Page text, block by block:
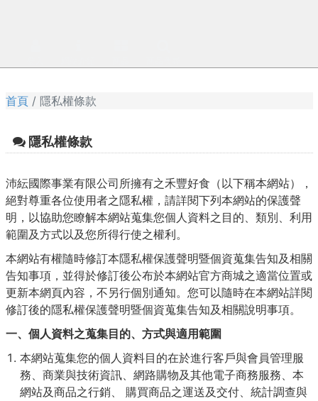
首頁 隱私權條款
隱私權條款
沛紜國際事業有限公司所擁有之禾豐好食（以下稱本網站），
絕對尊重各位使用者之隱私權，請詳閱下列本網站的保護聲
明，以協助您瞭解本網站蒐集您個人資料之目的、類別、利用
範圍及方式以及您所得行使之權利。
本網站有權隨時修訂本隱私權保護聲明暨個資蒐集告知及相關
告知事項，並得於修訂後公布於本網站官方商城之適當位置或
更新本網頁內容，不另行個別通知。您可以隨時在本網站詳閱
修訂後的隱私權保護聲明暨個資蒐集告知及相關說明事項。
一、個人資料之蒐集目的、方式與適用範圍
本網站蒐集您的個人資料目的在於進行客戶與會員管理服
務、商業與技術資訊、網路購物及其他電子商務服務、本
網站及商品之行銷、 購買商品之運送及交付、統計調查與